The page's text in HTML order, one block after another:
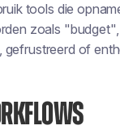
tools die
zoals
gefrustreerd of